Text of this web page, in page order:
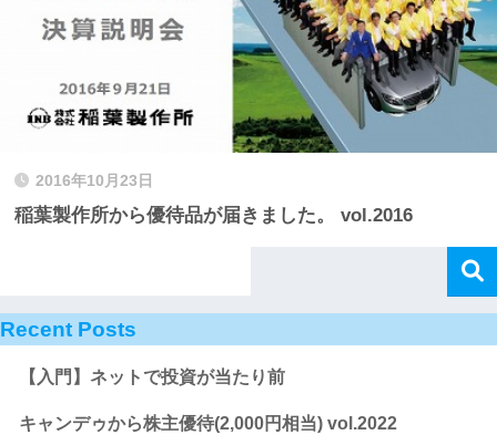
2016年10月23日
稲葉製作所から優待品が届きました。 vol.2016
Recent Posts
【入門】ネットで投資が当たり前
キャンデゥから株主優待(2,000円相当) vol.2022